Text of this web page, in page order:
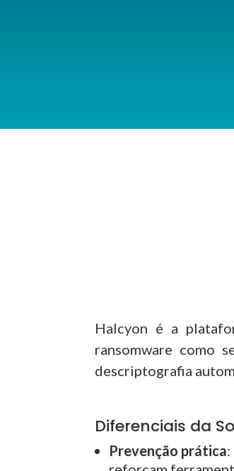
Halcyon é a
ransomware como
descriptografia
Diferenciais da
Prevenção prática